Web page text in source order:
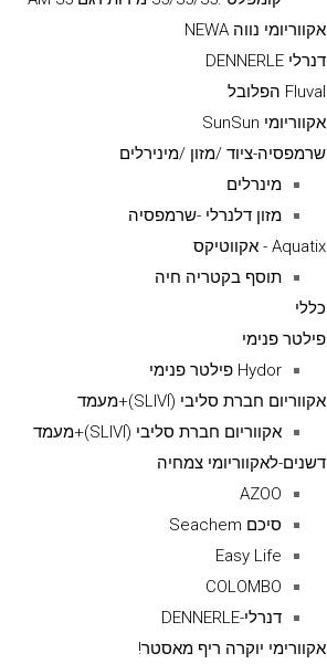
אקווריומי נווה NEWA
דנרלי DENNERLE
Fluval הפלובל
אקווריומי SunSun
שרמפסיה-ציוד /מזון /מינירלים
מינרלים
מזון דלנרלי -שרמפסיה
Aquatix - אקווטיקס
תוסף בקטריה חיה
כללי
פילטר פנימי
Hydor פילטר פנימי
אקווריום חברת סליבי (SLIVIׂׂ)+מעמד
אקווריום חברת סליבי (SLIVIׂׂ)+מעמד
דשנים-לאקווריומי צמחיה
AZOO
סיכם Seachem
Easy Life
COLOMBO
דנרלי-DENNERLE
אקוורימי יוקרה ריף מאסטר!